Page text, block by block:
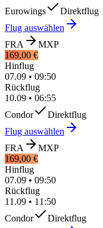
Eurowings
Direktflug
Flug auswählen
FRA
MXP
169,00 €
Hinflug
07.09 • 09:50
Rückflug
10.09 • 06:55
Condor
Direktflug
Flug auswählen
FRA
MXP
169,00 €
Hinflug
07.09 • 09:50
Rückflug
11.09 • 11:50
Condor
Direktflug